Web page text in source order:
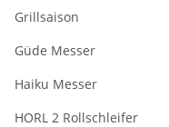
Grillsaison
Güde Messer
Haiku Messer
HORL 2 Rollschleifer